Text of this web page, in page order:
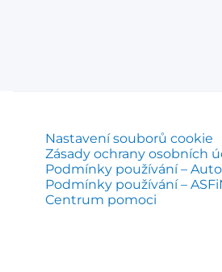
Nastavení souborů cookie
Zásady ochrany osobních
Podmínky používání –
Podmínky používání –
Centrum pomoci